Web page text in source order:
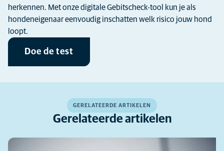
herkennen. Met onze digitale Gebitscheck-tool kun je als
hondeneigenaar eenvoudig inschatten welk risico jouw hond
loopt.
Doe de test
GERELATEERDE ARTIKELEN
Gerelateerde artikelen